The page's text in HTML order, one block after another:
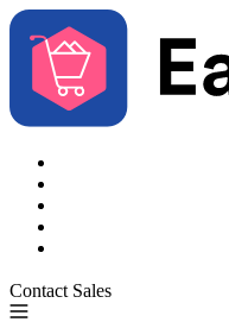
Contact Sales